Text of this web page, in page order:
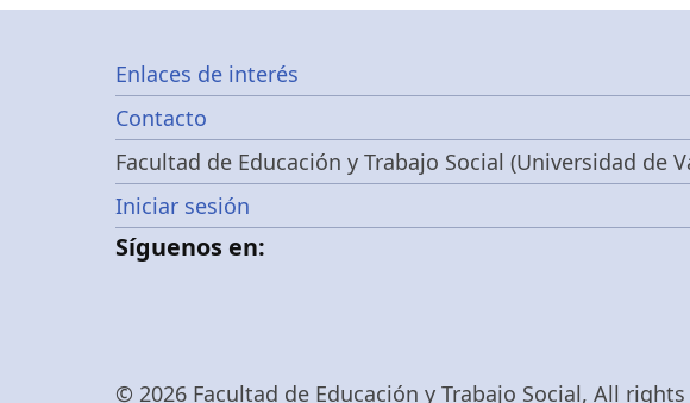
Footer
menu
Enlaces de interés
Contacto
Facultad de Educación y Trabajo Social (Universidad de
Menú
de
Iniciar sesión
Síguenos en:
© 2026 Facultad de Educación y Trabajo Social, All